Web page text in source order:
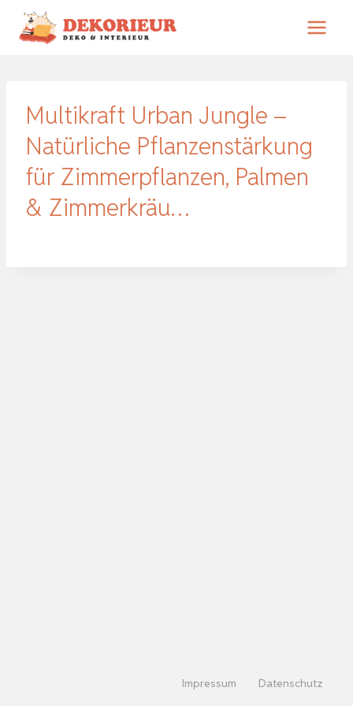
Zum
Inhalt
Multikraft Urban Jungle –
Natürliche Pflanzenstärkung
für Zimmerpflanzen, Palmen
& Zimmerkräu…
Impressum Datenschutz